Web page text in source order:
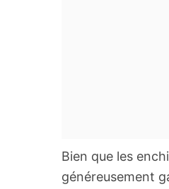
Bien que les
généreusement